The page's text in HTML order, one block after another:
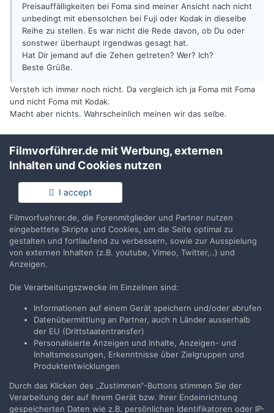
Preisauffälligkeiten bei Foma sind meiner Ansicht nach nicht
unbedingt mit ebensolchen bei Fuji oder Kodak in dieselbe
Reihe zu stellen. Es war nicht die Rede davon, ob Du oder
sonstwer überhaupt irgendwas gesagt hat.
Hat Dir jemand auf die Zehen getreten? Wer? Ich?
Beste Grüße.
Versteh ich immer noch nicht. Da vergleich ich ja Foma mit Foma
und nicht Foma mit Kodak.
Macht aber nichts. Wahrscheinlich meinen wir das selbe.
VORHERIGE Seite 10 von 17
Dieses Thema wurde nun für weitere Antworten gesperrt.
Teilen Folgen
Zur Themenübersicht
Filmvorführer.de via Google durchsuchen:
Filmvorführer.de mit Werbung, externen
Inhalten und Cookies nutzen
I accept
Filmvorfuehrer.de, die Forenmitglieder und Partner nutzen
eingebettete Skripte und Cookies, um die Seite optimal zu
gestalten und fortlaufend zu verbessern, sowie zur Ausspielung
von externen Inhalten (z.B. youtube, Vimeo, Twitter,..) und
Anzeigen.
Die Verarbeitungszwecke im Einzelnen sind:
Informationen auf einem Gerät speichern und/oder abrufen
Datenübermittlung an Partner, auch n Länder ausserhalb
der EU (Drittstaatentransfer)
Personalisierte Anzeigen und Inhalte, Anzeigen- und
Inhaltsmessungen, Erkenntnisse über Zielgruppen und
Produktentwicklungen
Durch das Klicken des „Zustimmen“-Buttons stimmen Sie der
Verarbeitung der auf Ihrem Gerät bzw. Ihrer Endeinrichtung
gespeicherten Daten wie z.B. persönlichen Identifikatoren oder IP-